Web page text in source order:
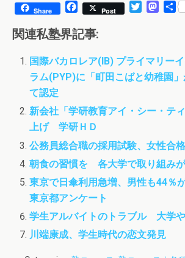
Share
F
c
e
b
o
o
Post
t
r
M
o
d
o
共
関連私塾界記事:
国際バカロレア(IB) プライマリー
ラム(PYP)に「町田こばと幼稚園
て認定
新会社「学研教育アイ・シー・テ
上げ 学研ＨＤ
公務員総合職の採用試験、女性合
朝食の習慣を 各大学で取り組み
東京で日傘利用急増、男性も44％
東京都アンケート
学生アルバイトのトラブル 大学
川端康成、学生時代の恋文発見